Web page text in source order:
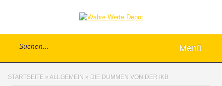
Menü
STARTSEITE » ALLGEMEIN » DIE DUMMEN VON DER IKB